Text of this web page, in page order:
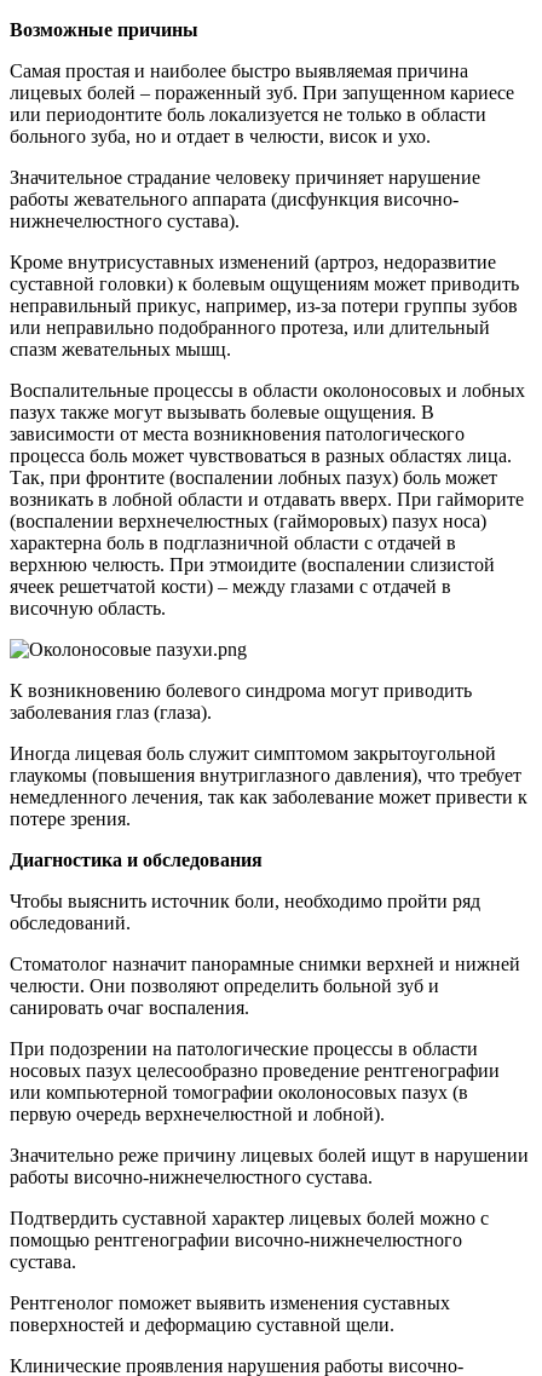
Возможные причины
Самая простая и наиболее быстро выявляемая причина
лицевых болей – пораженный зуб. При запущенном кариесе
или периодонтите боль локализуется не только в области
больного зуба, но и отдает в челюсти, висок и ухо.
Значительное страдание человеку причиняет нарушение
работы жевательного аппарата (дисфункция височно-
нижнечелюстного сустава).
Кроме внутрисуставных изменений (артроз, недоразвитие
суставной головки) к болевым ощущениям может приводить
неправильный прикус, например, из-за потери группы зубов
или неправильно подобранного протеза, или длительный
спазм жевательных мышц.
Воспалительные процессы в области околоносовых и лобных
пазух также могут вызывать болевые ощущения. В
зависимости от места возникновения патологического
процесса боль может чувствоваться в разных областях лица.
Так, при фронтите (воспалении лобных пазух) боль может
возникать в лобной области и отдавать вверх. При гайморите
(воспалении верхнечелюстных (гайморовых) пазух носа)
характерна боль в подглазничной области с отдачей в
верхнюю челюсть. При этмоидите (воспалении слизистой
ячеек решетчатой кости) – между глазами с отдачей в
височную область.
К возникновению болевого синдрома могут приводить
заболевания глаз (глаза).
Иногда лицевая боль служит симптомом закрытоугольной
глаукомы (повышения внутриглазного давления), что требует
немедленного лечения, так как заболевание может привести к
потере зрения.
Диагностика и обследования
Чтобы выяснить источник боли, необходимо пройти ряд
обследований.
Стоматолог назначит панорамные снимки верхней и нижней
челюсти. Они позволяют определить больной зуб и
санировать очаг воспаления.
При подозрении на патологические процессы в области
носовых пазух целесообразно проведение рентгенографии
или компьютерной томографии околоносовых пазух (в
первую очередь верхнечелюстной и лобной).
Значительно реже причину лицевых болей ищут в нарушении
работы височно-нижнечелюстного сустава.
Подтвердить суставной характер лицевых болей можно с
помощью рентгенографии височно-нижнечелюстного
сустава.
Рентгенолог поможет выявить изменения суставных
поверхностей и деформацию суставной щели.
Клинические проявления нарушения работы височно-